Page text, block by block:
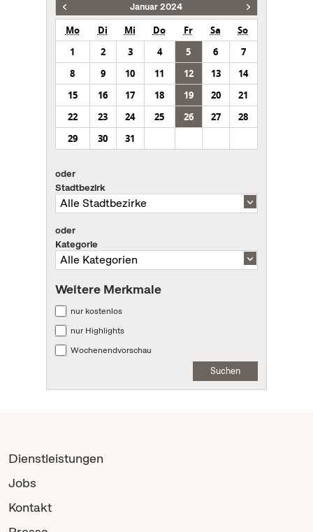
Januar 2024
Mo Di Mi Do Fr Sa
So
1
2 3 4 5 6
7
8
9 10 11 12 13
14
15
16 17 18 19 20
21
22
23 24 25 26 27
28
29
30 31
oder
Stadtbezirk
oder
Kategorie
Weitere Merkmale
nur kostenlos
nur Highlights
Wochenendvorschau
Suchen
Dienstleistungen
Jobs
Kontakt